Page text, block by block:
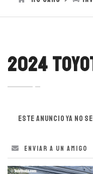
2024
Este anuncio ya no
Enviar a un amigo